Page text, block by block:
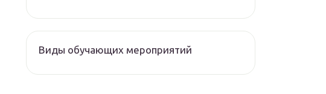
Виды обучающих мероприятий